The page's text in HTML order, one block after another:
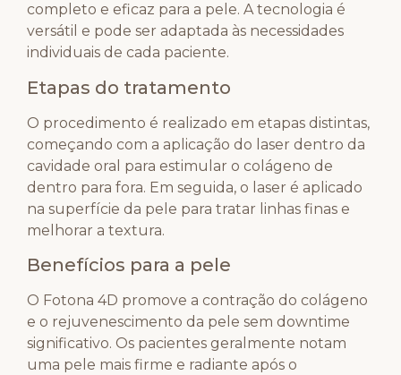
completo e eficaz para a pele. A tecnologia é
versátil e pode ser adaptada às necessidades
individuais de cada paciente.
Etapas do tratamento
O procedimento é realizado em etapas distintas,
começando com a aplicação do laser dentro da
cavidade oral para estimular o colágeno de
dentro para fora. Em seguida, o laser é aplicado
na superfície da pele para tratar linhas finas e
melhorar a textura.
Benefícios para a pele
O Fotona 4D promove a contração do colágeno
e o rejuvenescimento da pele sem downtime
significativo. Os pacientes geralmente notam
uma pele mais firme e radiante após o